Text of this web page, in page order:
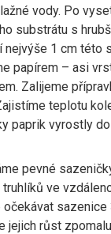
vody. Po
substrátu s
nejvýše 1 cm této
papírem – asi
Zalijeme
teplotu
paprik vyrostly
pevné
ve
očekávat sazenice
jejich růst